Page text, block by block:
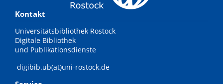
Kontakt
Universitätsbibliothek Rostock
Digitale Bibliothek
und Publikationsdienste
digibib.ub(at)uni-rostock.de